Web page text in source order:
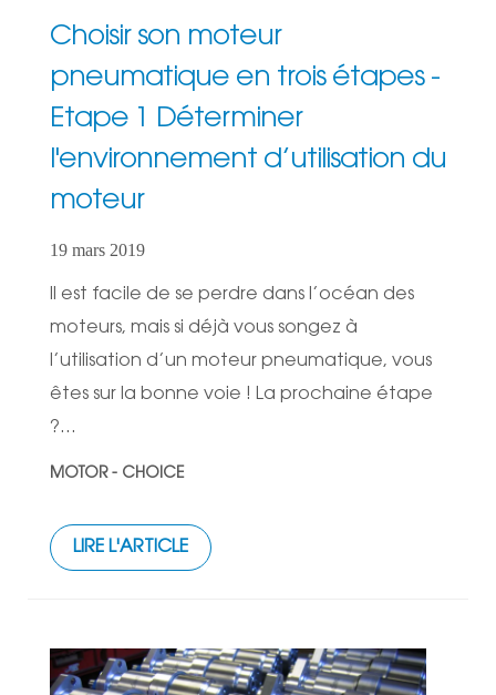
Choisir son moteur
pneumatique en trois étapes -
Etape 1 Déterminer
l'environnement d’utilisation du
moteur
19 mars 2019
Il est facile de se perdre dans l’océan des
moteurs, mais si déjà vous songez à
l’utilisation d’un moteur pneumatique, vous
êtes sur la bonne voie ! La prochaine étape
?...
MOTOR - CHOICE
LIRE L'ARTICLE